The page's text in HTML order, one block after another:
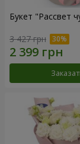
Букет "Рассвет
3 427 грн